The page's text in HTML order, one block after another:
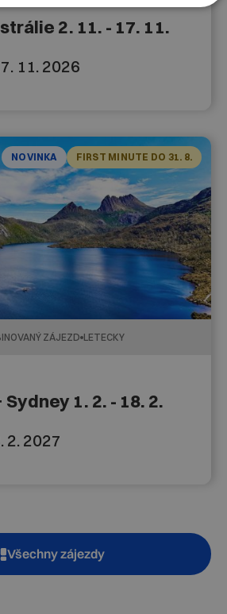
2. 11. - 17. 11.
11. 2026
NOVINKA FIRST MINUTE DO 31. 8.
ZÁJEZD LETECKY
1. 2. - 18. 2.
2. 2027
Všechny zájezdy